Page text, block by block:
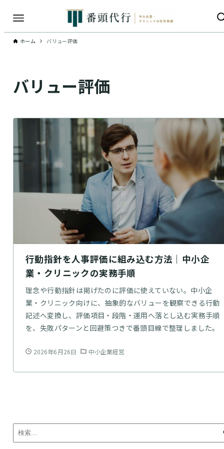
ホーム バリュー評価
バリュー評価
行動指針を人事評価に組み込む方法｜中小企
業・クリニックの実務手順
理念や行動指針は掲げたのに評価に使えていない。中小企
業・クリニック向けに、抽象的なバリューを観察できる行動
記述へ変換し、評価項目・段階・運用へ落とし込む実務手順
を、失敗パターンと回避策つきで番頭目線で整理しました。
2026年6月26日 中小企業経営